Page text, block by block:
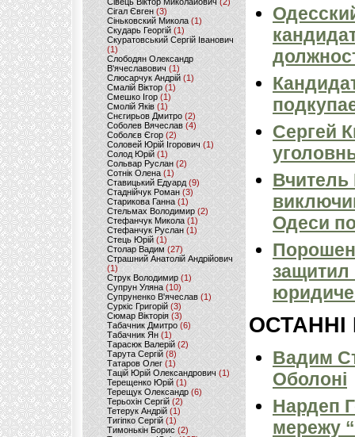
Сігал Євген (3)
Сіньковский Микола(1)
Скударь Георгій (1)
Скуратовський Сергій Іванович
(1)
Слободян Олександр
В'ячеславович(1)
Слюсарчук Андрій(1)
Смалій Віктор (1)
Смешко Ігор (1)
Смолій Яків (1)
Снєгирьов Дмитро (2)
Соболев Вячеслав (4)
Соболєв Єгор(2)
Соловей Юрій Ігорович (1)
Солод Юрій (1)
Сольвар Руслан (2)
Сотнік Олена(1)
Ставицький Едуард (9)
Стаднійчук Роман(3)
Старикова Ганна (1)
Стельмах Володимир(2)
Стефанчук Микола (1)
Стефанчук Руслан (1)
Стець Юрій (1)
Столар Вадим(27)
Страшний Анатолій Андрійович
(1)
Струк Володимир (1)
Супрун Уляна (10)
Супруненко В'ячеслав (1)
Суркіс Григорій (3)
Сюмар Вікторія (3)
Табачник Дмитро (6)
Табачник Ян(1)
Тарасюк Валерій (2)
Тарута Сергій (8)
Татаров Олег(1)
Тацій Юрій Олександрович(1)
Терещенко Юрій(1)
Терещук Олександр(6)
Терьохін Сергій (2)
Тетерук Андрій (1)
Тигіпко Сергій(1)
Тимонькін Борис (2)
Сергей
Вчитель
Одеси
защитил
ОСТАННІ
Вадим
Оболоні
Нардеп
мережу